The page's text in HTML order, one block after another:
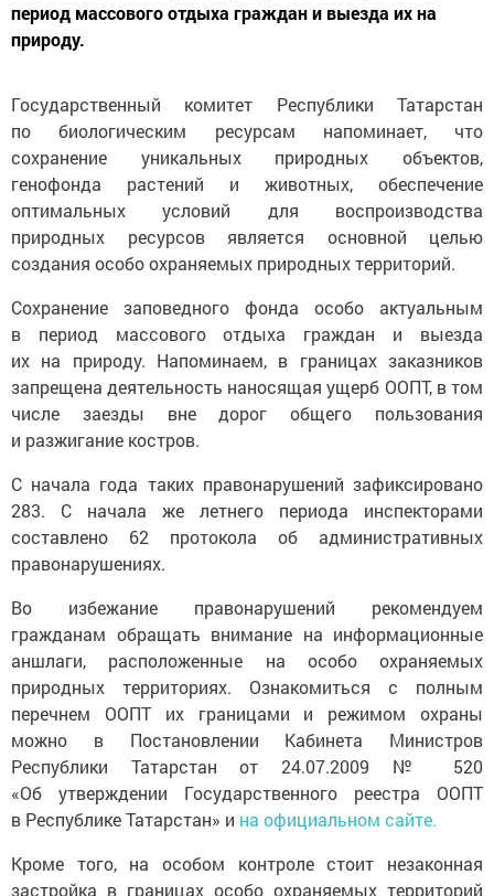
период массового отдыха граждан и выезда их на
природу.
Государственный комитет Республики Татарстан
по биологическим ресурсам напоминает, что
сохранение уникальных природных объектов,
генофонда растений и животных, обеспечение
оптимальных условий для воспроизводства
природных ресурсов является основной целью
создания особо охраняемых природных территорий.
Сохранение заповедного фонда особо актуальным
в период массового отдыха граждан и выезда
их на природу. Напоминаем, в границах заказников
запрещена деятельность наносящая ущерб ООПТ, в том
числе заезды вне дорог общего пользования
и разжигание костров.
С начала года таких правонарушений зафиксировано
283. C начала же летнего периода инспекторами
составлено 62 протокола об административных
правонарушениях.
Во избежание правонарушений рекомендуем
гражданам обращать внимание на информационные
аншлаги, расположенные на особо охраняемых
природных территориях. Ознакомиться с полным
перечнем ООПТ их границами и режимом охраны
можно в Постановлении Кабинета Министров
Республики Татарстан от 24.07.2009 № 520
«Об утверждении Государственного реестра ООПТ
в Республике Татарстан» и на официальном сайте.
Кроме того, на особом контроле стоит незаконная
застройка в границах особо охраняемых территорий